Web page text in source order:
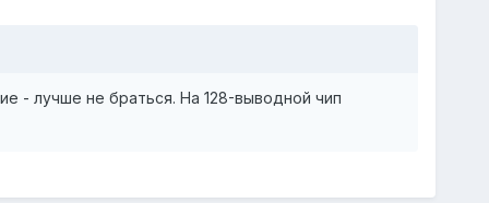
- лучше не браться. На 128-выводной чип